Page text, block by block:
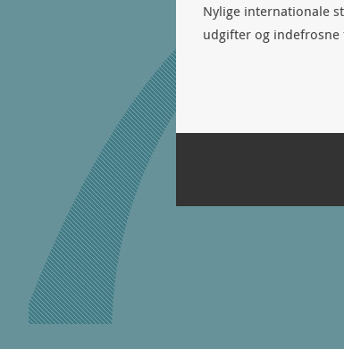
Nylige internationale
udgifter og indefrosne